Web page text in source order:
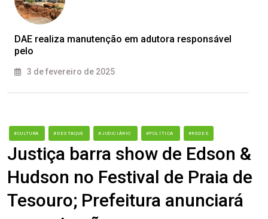
DAE realiza manutenção em adutora responsável
pelo
3 de fevereiro de 2025
#CULTURA #DESTAQUE #JUDICIÁRIO #POLÍTICA #REDES
Justiça barra show de Edson &
Hudson no Festival de Praia de
Tesouro; Prefeitura anunciará